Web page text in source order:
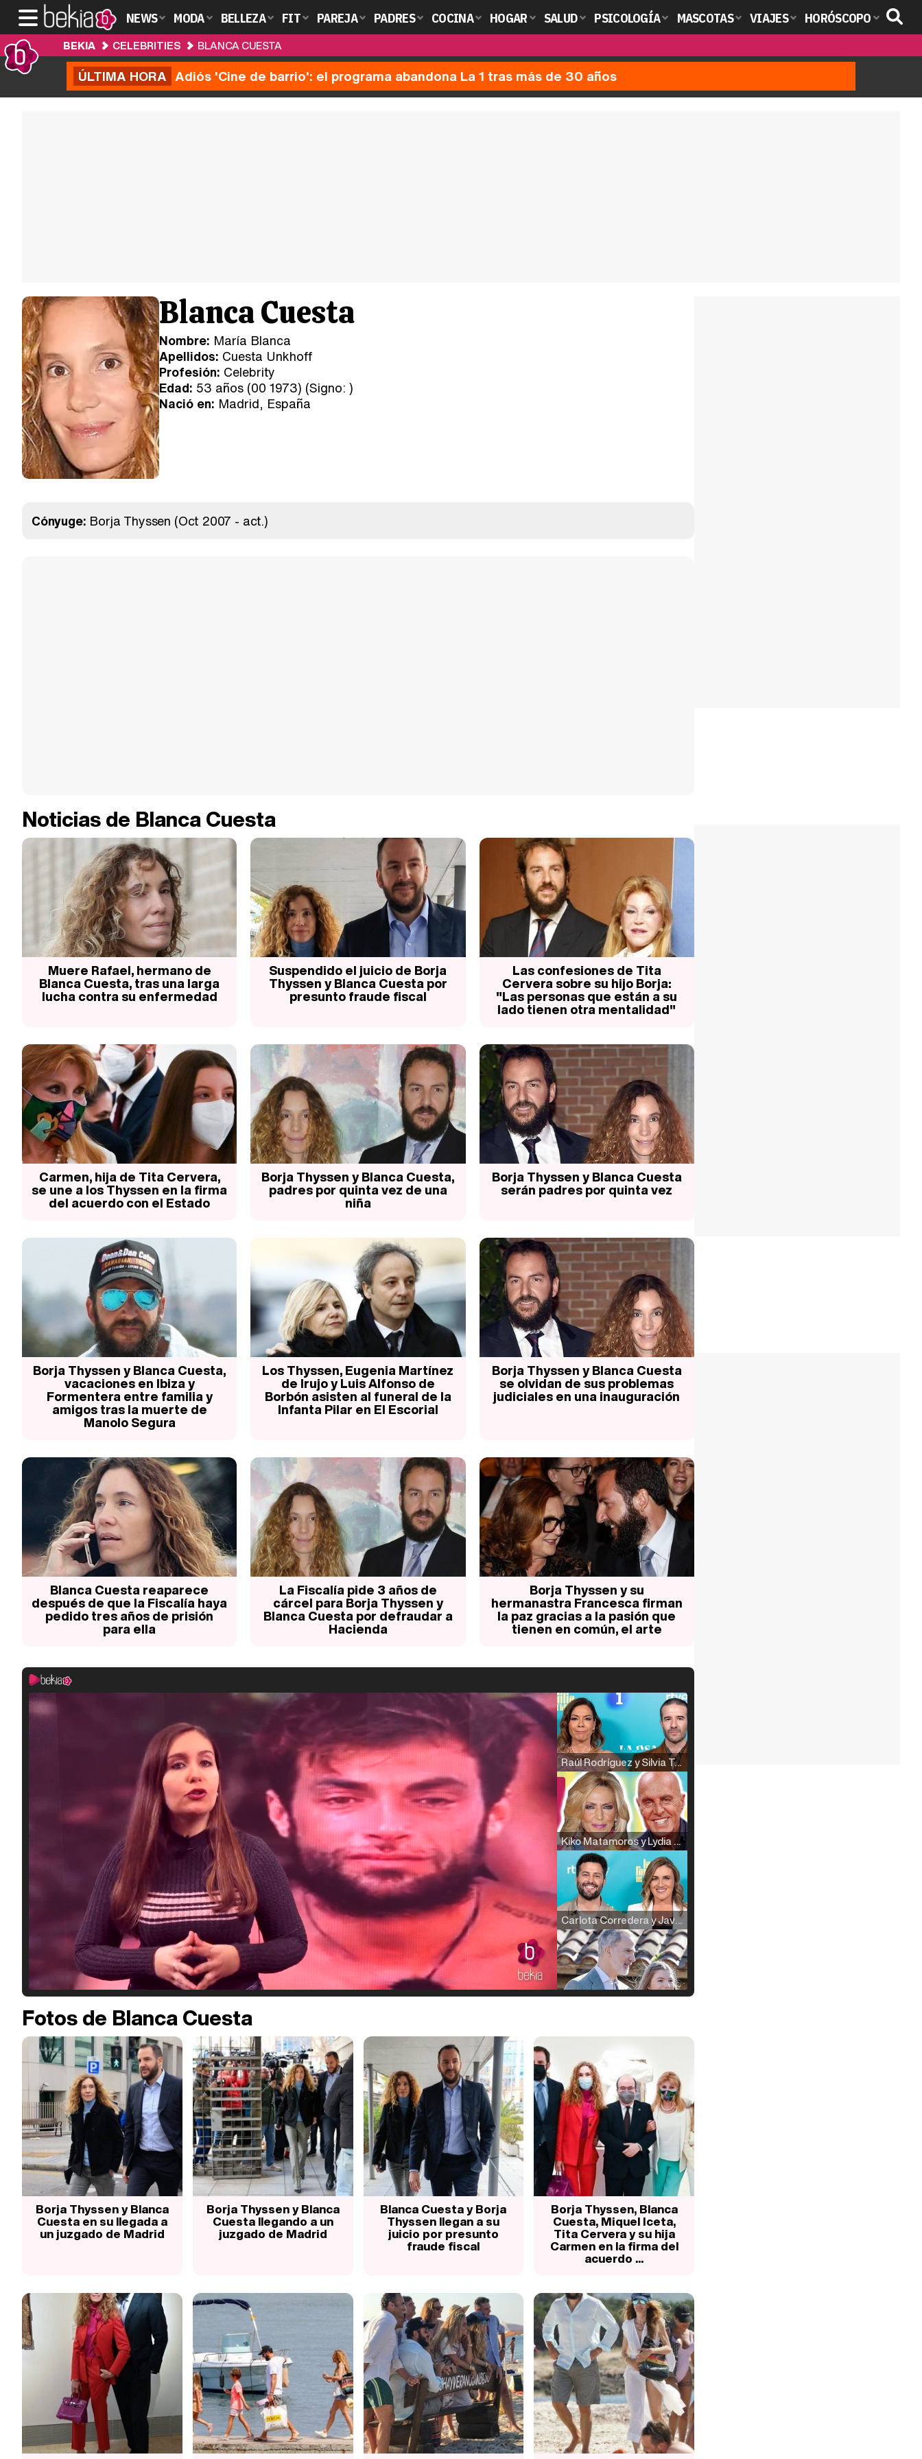
NEWS MODA BELLEZA FIT PAREJA PADRES COCINA HOGAR SALUD PSICOLOGÍA MASCOTAS VIAJES HORÓSCOPO
BEKIA CELEBRITIES BLANCA CUESTA
ÚLTIMA HORA Adiós 'Cine de barrio': el programa abandona La 1 tras más de 30 años
Blanca Cuesta
Nombre: María Blanca
Apellidos: Cuesta Unkhoff
Profesión: Celebrity
Edad: 53 años (00 1973) (Signo: )
Nació en: Madrid, España
Cónyuge: Borja Thyssen (Oct 2007 - act.)
Noticias de Blanca Cuesta
Muere Rafael, hermano de
Blanca Cuesta, tras una larga
lucha contra su enfermedad
Suspendido el juicio de Borja
Thyssen y Blanca Cuesta por
presunto fraude fiscal
Las confesiones de Tita
Cervera sobre su hijo Borja:
"Las personas que están a su
lado tienen otra mentalidad"
Carmen, hija de Tita Cervera,
se une a los Thyssen en la firma
del acuerdo con el Estado
Borja Thyssen y Blanca Cuesta,
padres por quinta vez de una
niña
Borja Thyssen y Blanca Cuesta
serán padres por quinta vez
Borja Thyssen y Blanca Cuesta,
vacaciones en Ibiza y
Formentera entre familia y
amigos tras la muerte de
Manolo Segura
Los Thyssen, Eugenia Martínez
de Irujo y Luis Alfonso de
Borbón asisten al funeral de la
Infanta Pilar en El Escorial
Borja Thyssen y Blanca Cuesta
se olvidan de sus problemas
judiciales en una inauguración
Blanca Cuesta reaparece
después de que la Fiscalía haya
pedido tres años de prisión
para ella
La Fiscalía pide 3 años de
cárcel para Borja Thyssen y
Blanca Cuesta por defraudar a
Hacienda
Borja Thyssen y su
hermanastra Francesca firman
la paz gracias a la pasión que
tienen en común, el arte
Raúl Rodríguez y Silvia Taulés nos cuentan su papel en 'La familia de la tele'
Kiko Matamoros y Lydia Lozano: "Nuestro público es de todas las edades y RTVE tiene un público muy pegado a las novelas, al que tenemos que captar"
Carlota Corredera y Javier de Hoyos: "La tele tiene que representar al público también y aquí están todos los perfiles posibles&quo;
Así se tomó Felipe VI que la Infanta Sofía no quisiera recibir formación militar
Belén Esteban: "Estoy emocionada, muy contenta y muy feliz por llegar a RTVE"
Manu Baqueiro: "Tuve como referente a Bruce Willis en 'Luz de Luna' para mi trabajo en la serie 'Perdiendo el juicio'"
Fotos de Blanca Cuesta
Borja Thyssen y Blanca
Cuesta en su llegada a
un juzgado de Madrid
Borja Thyssen y Blanca
Cuesta llegando a un
juzgado de Madrid
Blanca Cuesta y Borja
Thyssen llegan a su
juicio por presunto
fraude fiscal
Borja Thyssen, Blanca
Cuesta, Miquel Iceta,
Tita Cervera y su hija
Carmen en la firma del
acuerdo ...